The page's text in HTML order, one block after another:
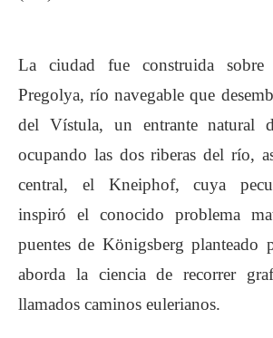
La ciudad fue construida
Pregolya, río navegable que
del Vístula, un entrante natural
ocupando las dos riberas del río,
central, el Kneiphof, cuya
inspiró el conocido problema
puentes de Königsberg planteado
aborda la ciencia de recorrer
llamados caminos eulerianos.